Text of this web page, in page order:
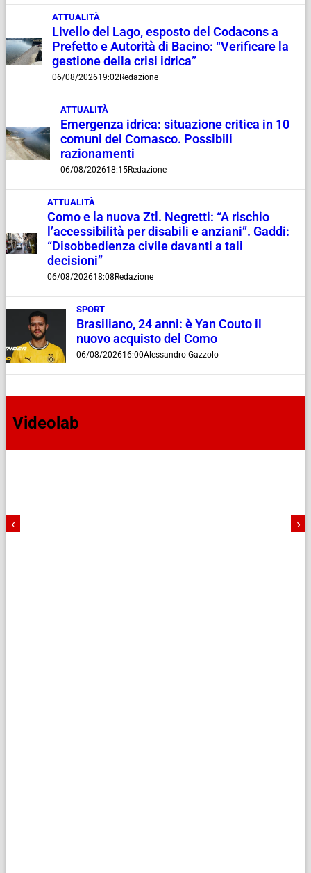
ATTUALITÀ
Livello del Lago, esposto del Codacons a
Prefetto e Autorità di Bacino: “Verificare la
gestione della crisi idrica”
06/08/202619:02Redazione
ATTUALITÀ
Emergenza idrica: situazione critica in 10
comuni del Comasco. Possibili
razionamenti
06/08/202618:15Redazione
ATTUALITÀ
Como e la nuova Ztl. Negretti: “A rischio
l’accessibilità per disabili e anziani”. Gaddi:
“Disobbedienza civile davanti a tali
decisioni”
06/08/202618:08 Redazione
SPORT
Brasiliano, 24 anni: è Yan Couto il
nuovo acquisto del Como
06/08/202616:00Alessandro Gazzolo
Videolab
‹ ›